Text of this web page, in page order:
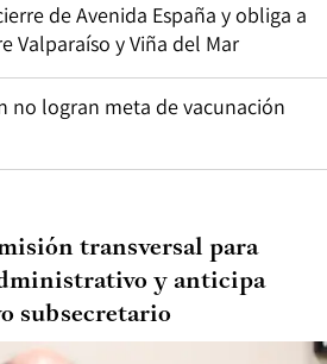
de Avenida España y obliga a
Valparaíso y Viña del Mar
no logran meta de vacunación
transversal para
y anticipa
subsecretario